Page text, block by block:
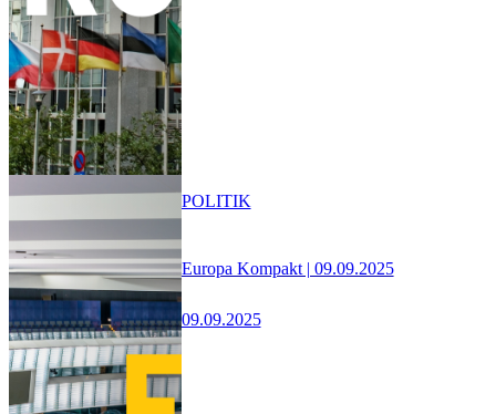
Europa Kompakt | 09.09.2025
09.09.2025
POLITIK